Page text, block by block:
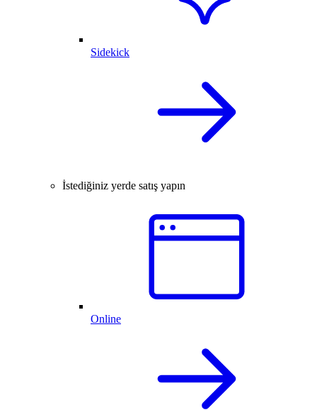
Sidekick
İstediğiniz yerde satış yapın
Online